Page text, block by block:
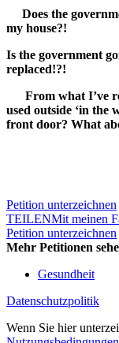
Does the
my house?!
Is the government
replaced!?!
From what I’ve
used outside ‘in the
front door? What
Petition unterzeichnen
TEILENMit meinen
Petition unterzeichnen
Mehr Petitionen
Gesundheit
Datenschutzpolitik
Wenn Sie hier